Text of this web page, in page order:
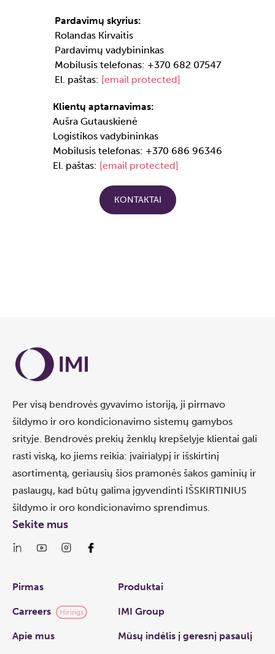
Pardavimų skyrius:
Rolandas Kirvaitis
Pardavimų vadybininkas
Mobilusis telefonas: +370 682 07547
El. paštas: [email protected]
Klientų aptarnavimas:
Aušra Gutauskienė
Logistikos vadybininkas
Mobilusis telefonas: +370 686 96346
El. paštas: [email protected]
KONTAKTAI
Per visą bendrovės gyvavimo istoriją, ji pirmavo
šildymo ir oro kondicionavimo sistemų gamybos
srityje. Bendrovės prekių ženklų krepšelyje klientai gali
rasti viską, ko jiems reikia: įvairialypį ir išskirtinį
asortimentą, geriausių šios pramonės šakos gaminių ir
paslaugų, kad būtų galima įgyvendinti IŠSKIRTINIUS
šildymo ir oro kondicionavimo sprendimus.
Links
Pirmas Produktai
Carreers Hirings IMI Group
Apie mus Mūsų indėlis į geresnį pasaulį
Sekite mus